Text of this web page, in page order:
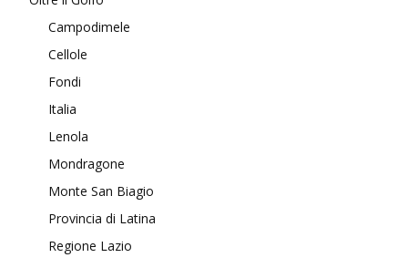
Campodimele
Cellole
Fondi
Italia
Lenola
Mondragone
Monte San Biagio
Provincia di Latina
Regione Lazio